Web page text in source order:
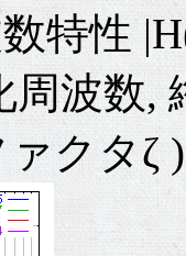
特性
波数,
クタζ )